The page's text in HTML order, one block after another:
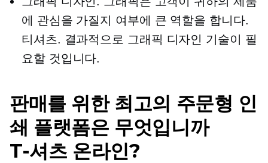
에 관심을 가질지 여부에 큰 역할을 합니다.
티셔츠. 결과적으로 그래픽 디자인 기술이 필
요할 것입니다.
판매를 위한 최고의 주문형 인
쇄 플랫폼은 무엇입니까
T-셔츠 온라인?